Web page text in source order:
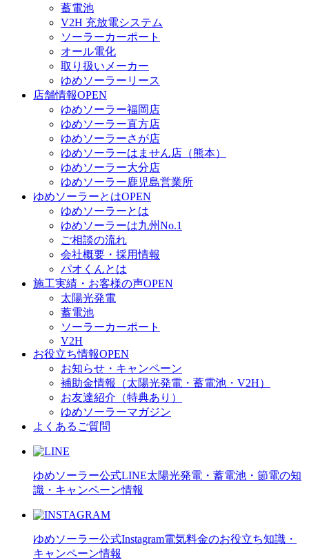
蓄電池
V2H 充放電システム
ソーラーカーポート
オール電化
取り扱いメーカー
ゆめソーラーリース
店舗情報OPEN
ゆめソーラー福岡店
ゆめソーラー直方店
ゆめソーラーさが店
ゆめソーラーはません店（熊本）
ゆめソーラー大分店
ゆめソーラー鹿児島営業所
ゆめソーラーとはOPEN
ゆめソーラーとは
ゆめソーラーは九州No.1
ご相談の流れ
会社概要・採用情報
パオくんとは
施工実績・お客様の声OPEN
太陽光発電
蓄電池
ソーラーカーポート
V2H
お役立ち情報OPEN
お知らせ・キャンペーン
補助金情報（太陽光発電・蓄電池・V2H）
お友達紹介（特典あり）
ゆめソーラーマガジン
よくあるご質問
ゆめソーラー公式LINE太陽光発電・蓄電池・節電の知
識・キャンペーン情報
ゆめソーラー公式Instagram電気料金のお役立ち知識・
キャンペーン情報